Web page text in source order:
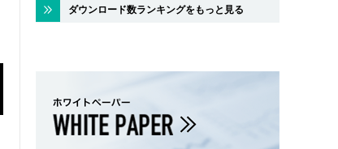
ダウンロード数ランキングをもっと見る